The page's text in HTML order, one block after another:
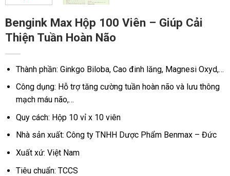
Bengink Max Hộp 100 Viên – Giúp Cải
Thiện Tuần Hoàn Não
Thành phần: Ginkgo Biloba, Cao đinh lăng, Magnesi Oxyd,…
Công dụng: Hỗ trợ tăng cường tuần hoàn não và lưu thông
mạch máu não,…
Quy cách: Hộp 10 vỉ x 10 viên
Nhà sản xuất: Công ty TNHH Dược Phẩm Benmax – Đức
Xuất xứ: Việt Nam
Tiêu chuẩn: TCCS